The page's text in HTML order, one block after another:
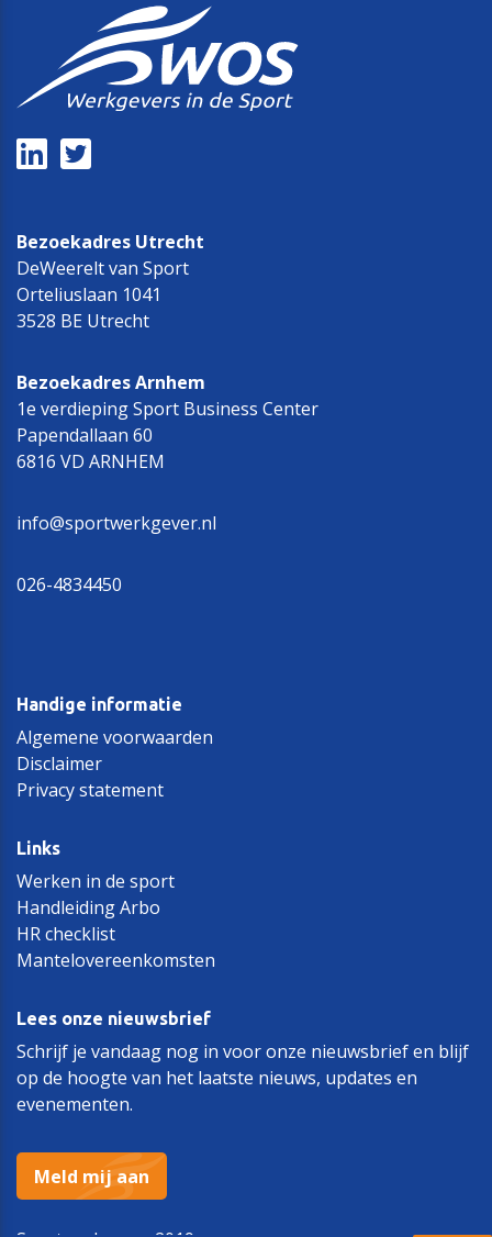
Bezoekadres Utrecht
DeWeerelt van Sport
Orteliuslaan 1041
3528 BE Utrecht
Bezoekadres Arnhem
1e verdieping Sport Business Center
Papendallaan 60
6816 VD ARNHEM
info@sportwerkgever.nl
026-4834450
Handige informatie
Algemene voorwaarden
Disclaimer
Privacy statement
Links
Werken in de sport
Handleiding Arbo
HR checklist
Mantelovereenkomsten
Lees onze nieuwsbrief
Schrijf je vandaag nog in voor onze nieuwsbrief en blijf
op de hoogte van het laatste nieuws, updates en
evenementen.
Meld mij aan